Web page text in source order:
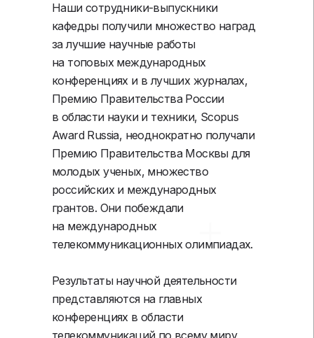
Наши сотрудники-выпускники
кафедры получили множество наград
за лучшие научные работы
на топовых международных
конференциях и в лучших журналах,
Премию Правительства России
в области науки и техники, Scopus
Award Russia, неоднократно получали
Премию Правительства Москвы для
молодых ученых, множество
российских и международных
грантов. Они побеждали
на международных
телекоммуникационных олимпиадах.
Результаты научной деятельности
представляются на главных
конференциях в области
телекоммуникаций по всему миру